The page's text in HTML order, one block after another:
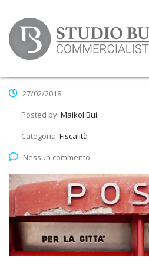
27/02/2018
Posted by: Maikol Bui
Categoria: Fiscalità
Nessun commento